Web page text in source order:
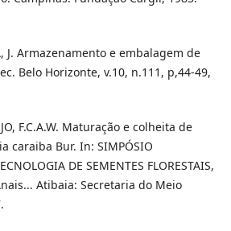
J. Armazenamento e embalagem de
Belo Horizonte, v.10, n.111, p,44-49,
F.C.A.W. Maturação e colheita de
caraiba Bur. In: SIMPÓSIO
DE SEMENTES FLORESTAIS,
Atibaia: Secretaria do Meio